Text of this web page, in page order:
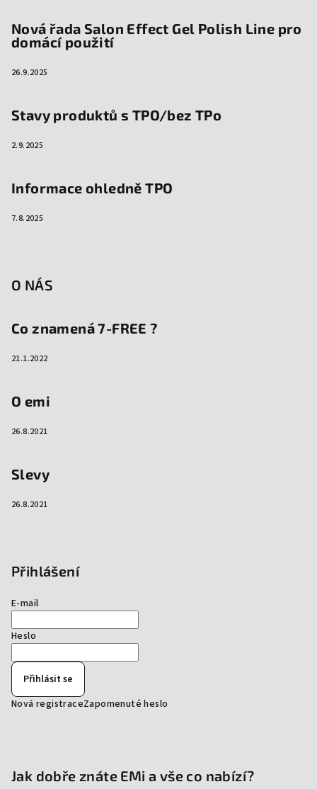
Nová řada Salon Effect Gel Polish Line pro
domácí použití
26.9.2025
Stavy produktů s TPO/bez TPo
2.9.2025
Informace ohledně TPO
7.8.2025
O NÁS
Co znamená 7-FREE ?
21.1.2022
O emi
26.8.2021
Slevy
26.8.2021
Přihlášení
E-mail
Heslo
Přihlásit se
Nová registraceZapomenuté heslo
Jak dobře znáte EMi a vše co nabízí?